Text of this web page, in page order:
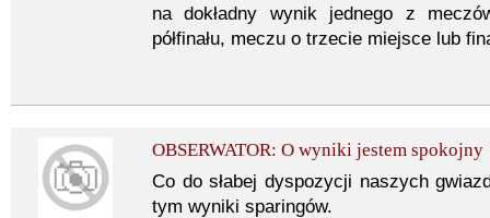
na dokładny wynik jednego z
półfinału, meczu o trzecie miejsce lub
OBSERWATOR: O wyniki jestem spokojny
Co do słabej dyspozycji naszych
tym wyniki sparingów.